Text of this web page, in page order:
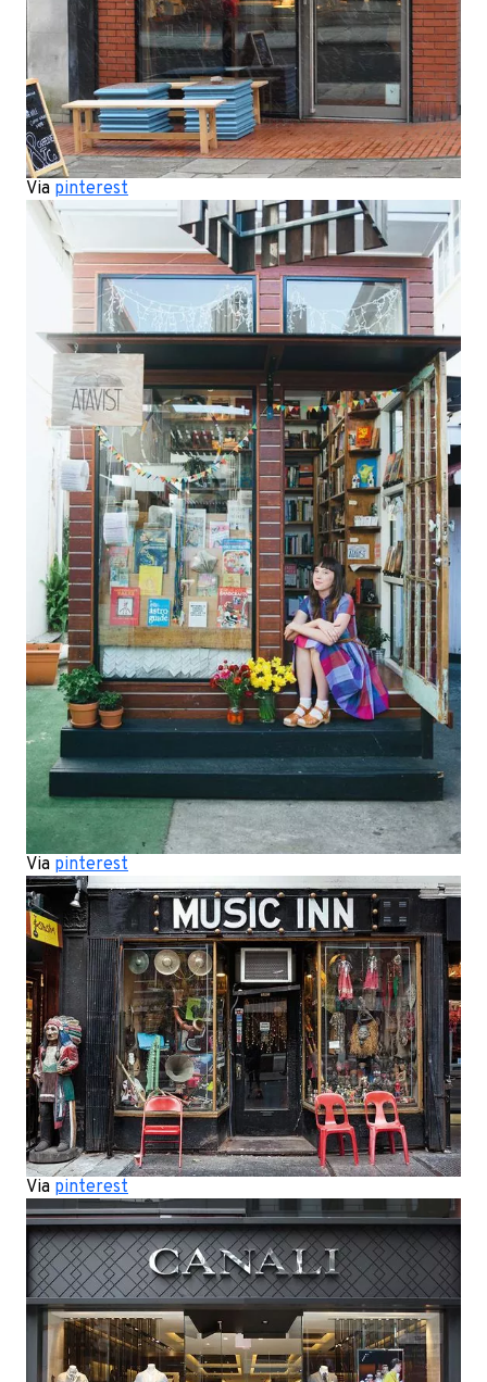
Via pinterest
Via pinterest
Via pinterest